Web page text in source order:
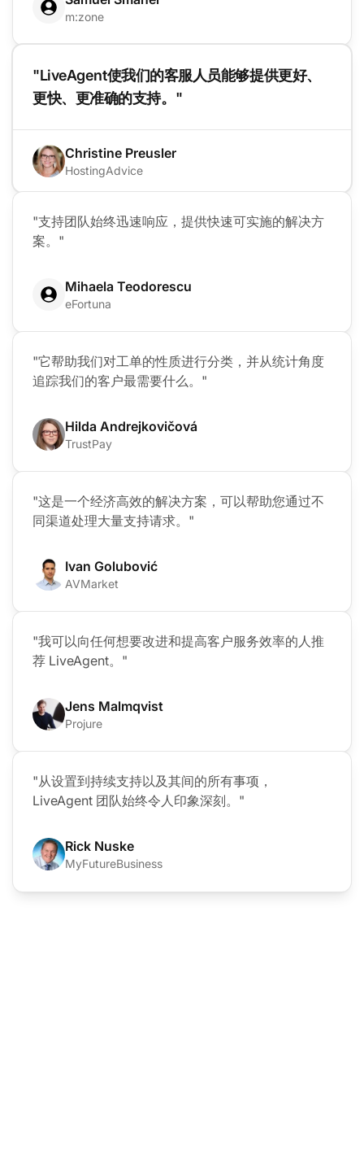
m:zone
"LiveAgent使我们的客服人员能够提供更好、
更快、更准确的支持。"
Christine Preusler
HostingAdvice
"支持团队始终迅速响应，提供快速可实施的解决方
案。"
Mihaela Teodorescu
eFortuna
"它帮助我们对工单的性质进行分类，并从统计角度
追踪我们的客户最需要什么。"
Hilda Andrejkovičová
TrustPay
"这是一个经济高效的解决方案，可以帮助您通过不
同渠道处理大量支持请求。"
Ivan Golubović
AVMarket
"我可以向任何想要改进和提高客户服务效率的人推
荐 LiveAgent。"
Jens Malmqvist
Projure
"从设置到持续支持以及其间的所有事项，
LiveAgent 团队始终令人印象深刻。"
Rick Nuske
MyFutureBusiness